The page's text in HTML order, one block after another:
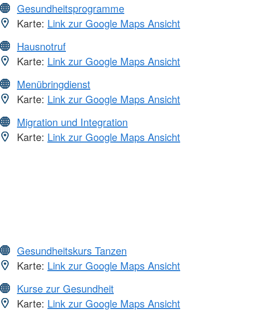
Gesundheitsprogramme
Karte: Link zur Google Maps Ansicht
Hausnotruf
Karte: Link zur Google Maps Ansicht
Menübringdienst
Karte: Link zur Google Maps Ansicht
Migration und Integration
Karte: Link zur Google Maps Ansicht
Gesundheitskurs Tanzen
Karte: Link zur Google Maps Ansicht
Kurse zur Gesundheit
Karte: Link zur Google Maps Ansicht